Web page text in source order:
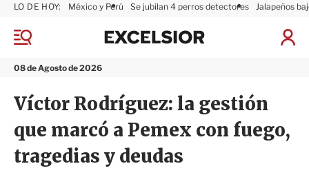
M
n
08 de Agosto de 2026
LO DE HOY: México y Perú Se jubilan 4 perros detectores Jalapeños
I
S
x
i
r
Víctor Rodríguez: la gestión
que marcó a Pemex con fuego,
tragedias y deudas